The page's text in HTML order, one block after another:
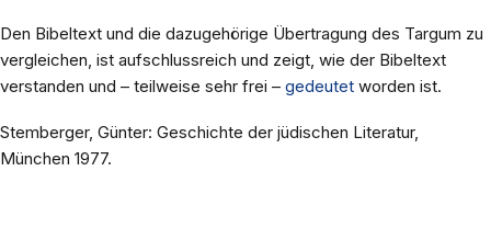
Den Bibeltext und die dazugehörige Übertragung des Targum zu
vergleichen, ist aufschlussreich und zeigt, wie der Bibeltext
verstanden und – teilweise sehr frei – gedeutet worden ist.
Stemberger, Günter: Geschichte der jüdischen Literatur,
München 1977.